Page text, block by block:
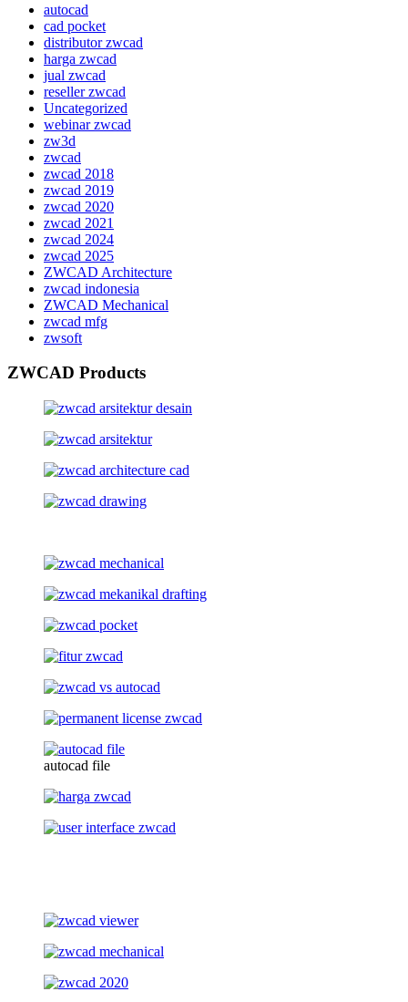
autocad
cad pocket
distributor zwcad
harga zwcad
jual zwcad
reseller zwcad
Uncategorized
webinar zwcad
zw3d
zwcad
zwcad 2018
zwcad 2019
zwcad 2020
zwcad 2021
zwcad 2024
zwcad 2025
ZWCAD Architecture
zwcad indonesia
ZWCAD Mechanical
zwcad mfg
zwsoft
ZWCAD Products
autocad file